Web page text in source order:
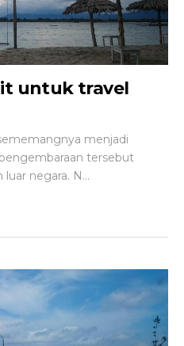
untuk travel
menjadi
tersebut
negara. N...